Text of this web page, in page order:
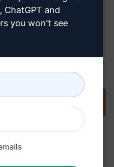
il prompt in
ChatGPT and
you won't see